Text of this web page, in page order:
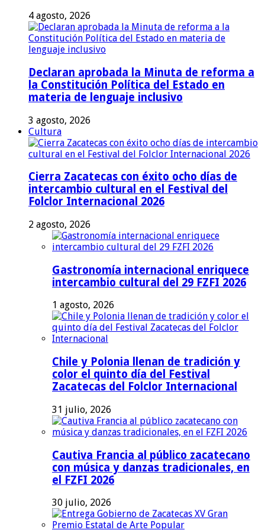
4 agosto, 2026
Declaran aprobada la Minuta de reforma a
la Constitución Política del Estado en
materia de lenguaje inclusivo
3 agosto, 2026
Cultura
Cierra Zacatecas con éxito ocho días de
intercambio cultural en el Festival del
Folclor Internacional 2026
2 agosto, 2026
Gastronomía internacional enriquece
intercambio cultural del 29 FZFI 2026
1 agosto, 2026
Chile y Polonia llenan de tradición y
color el quinto día del Festival
Zacatecas del Folclor Internacional
31 julio, 2026
Cautiva Francia al público zacatecano
con música y danzas tradicionales, en
el FZFI 2026
30 julio, 2026